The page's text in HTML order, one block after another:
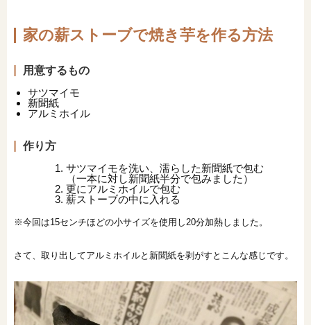
家の薪ストーブで焼き芋を作る方法
用意するもの
サツマイモ
新聞紙
アルミホイル
作り方
サツマイモを洗い、濡らした新聞紙で包む
（一本に対し新聞紙半分で包みました）
更にアルミホイルで包む
薪ストーブの中に入れる
※今回は15センチほどの小サイズを使用し20分加熱しました。
さて、取り出してアルミホイルと新聞紙を剥がすとこんな感じです。